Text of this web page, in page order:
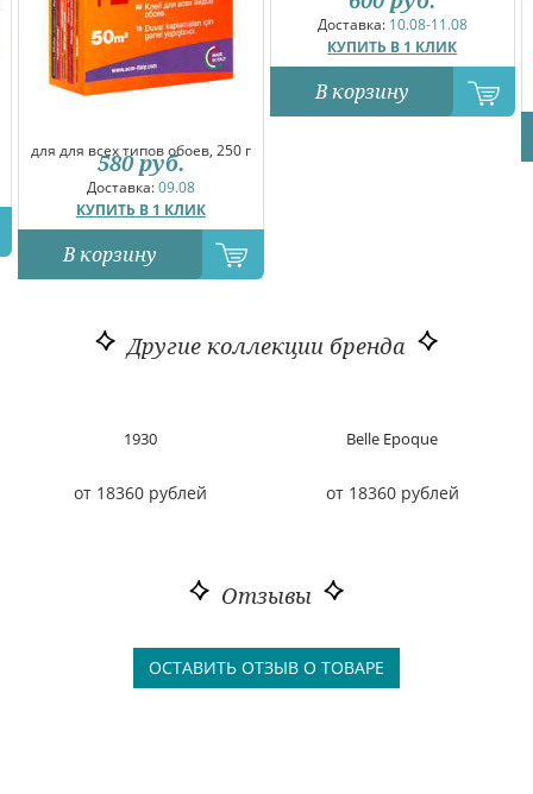
для для всех типов обоев, 250 г
Доставка:09.08
КУПИТЬ В 1 КЛИК
580 руб.
В корзину
Доставка: 10.08-11.08
КУПИТЬ В 1 КЛИК
В корзину
Другие коллекции бренда
1930
от 18360 рублей
Belle Epoque
от 18360 рублей
Отзывы
ОСТАВИТЬ ОТЗЫВ О ТОВАРЕ